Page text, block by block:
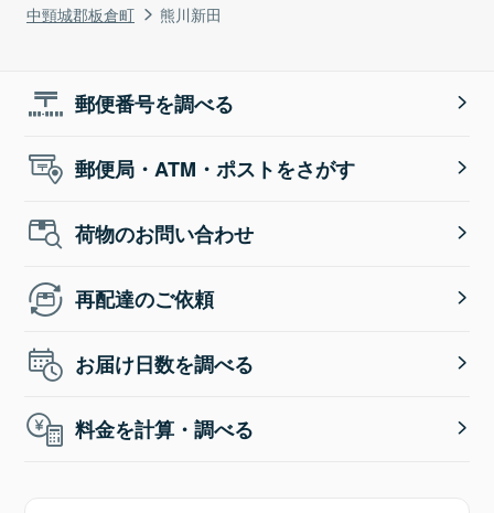
中頸城郡板倉町
熊川新田
郵便番号を調べる
郵便局・ATM・ポストをさがす
荷物のお問い合わせ
再配達のご依頼
お届け日数を調べる
料金を計算・調べる